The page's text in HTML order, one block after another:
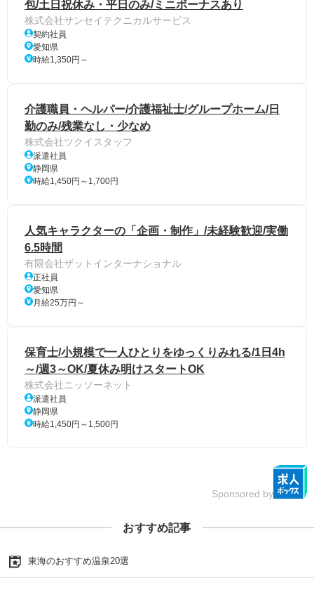
包/土日祝休み・平日のみ/ミニボーナスあり
株式会社サンセイテクニカルサービス
契約社員
愛知県
時給1,350円～
介護職員・ヘルパー/介護福祉士/グループホーム/日
勤のみ/残業なし・少なめ
株式会社ツクイスタッフ
派遣社員
静岡県
時給1,450円～1,700円
人気キャラクターの「企画・制作」/未経験歓迎/実働
6.5時間
有限会社ザットインターナショナル
正社員
愛知県
月給25万円～
保育士/小規模で一人ひとりをゆっくりみれる/1日4h
～/週3～OK/夏休み明けスタートOK
株式会社ニッソーネット
派遣社員
静岡県
時給1,450円～1,500円
Sponsored by
おすすめ記事
東海のおすすめ温泉20選